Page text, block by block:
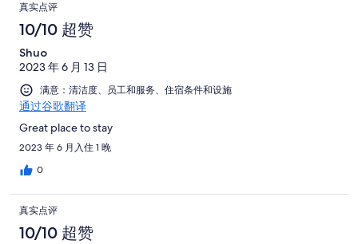
真实点评
10/10 超赞
Shuo
2023 年 6 月 13 日
满意：清洁度、员工和服务、住宿条件和设施
通过谷歌翻译
Great place to stay
2023 年 6 月入住 1 晚
0
真实点评
10/10 超赞